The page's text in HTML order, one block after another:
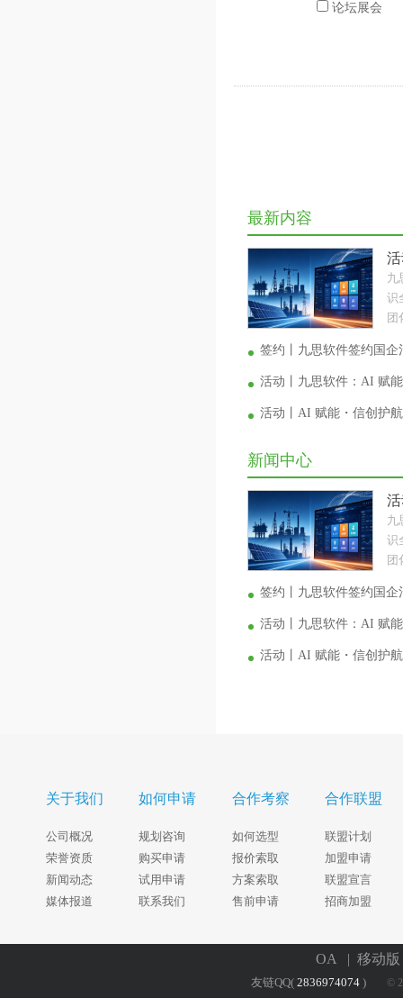
论坛展会
最新内容
九
识
团
签约丨九思软件签约国
活动丨九思软件：AI 赋
活动丨AI 赋能・信创护
新闻中心
九
识
团
签约丨九思软件签约国
活动丨九思软件：AI 赋
活动丨AI 赋能・信创护
关于我们
公司概况
荣誉资质
新闻动态
媒体报道
如何申请
规划咨询
购买申请
试用申请
联系我们
合作考察
如何选型
报价索取
方案索取
售前申请
合作联盟
联盟计划
加盟申请
联盟宣言
招商加盟
OA | 移动
友链QQ( 2836974074 ) ©